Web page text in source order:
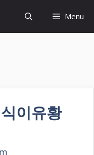
Menu
이유황